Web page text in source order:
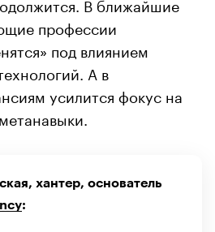
профессии
под влиянием
А в
усилится фокус на
хантер, основатель
: